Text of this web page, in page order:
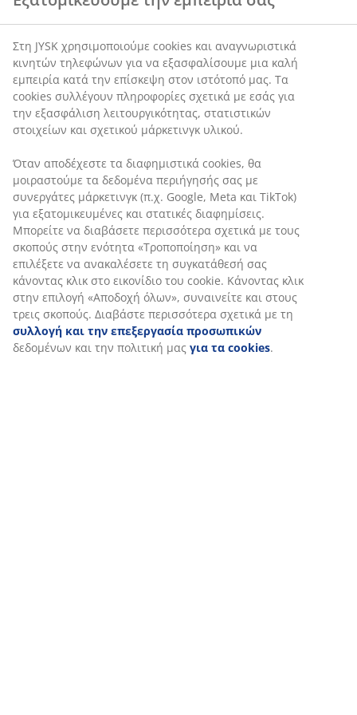
Στη JYSK χρησιμοποιούμε cookies και αναγνωριστικά
κινητών τηλεφώνων για να εξασφαλίσουμε μια καλή
εμπειρία κατά την επίσκεψη στον ιστότοπό μας. Τα
cookies συλλέγουν πληροφορίες σχετικά με εσάς για
την εξασφάλιση λειτουργικότητας, στατιστικών
στοιχείων και σχετικού μάρκετινγκ υλικού.
Όταν αποδέχεστε τα διαφημιστικά cookies, θα
μοιραστούμε τα δεδομένα περιήγησής σας με
συνεργάτες μάρκετινγκ (π.χ. Google, Meta και TikTok)
για εξατομικευμένες και στατικές διαφημίσεις.
Μπορείτε να διαβάσετε περισσότερα σχετικά με τους
σκοπούς στην ενότητα «Τροποποίηση» και να
επιλέξετε να ανακαλέσετε τη συγκατάθεσή σας
κάνοντας κλικ στο εικονίδιο του cookie. Κάνοντας κλικ
στην επιλογή «Αποδοχή όλων», συναινείτε και στους
τρεις σκοπούς. Διαβάστε περισσότερα σχετικά με τη
συλλογή και την επεξεργασία προσωπικών
δεδομένων και την πολιτική μας για τα cookies.